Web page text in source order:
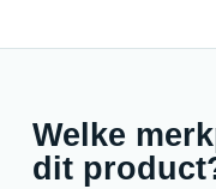
Welke
dit